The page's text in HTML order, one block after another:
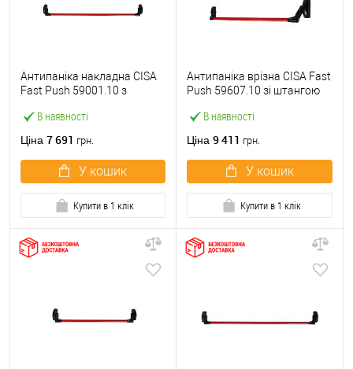
В наявності
Антипаніка накладна CISA
Fast Push 59001.10 з
мм червона
Ціна 7 691 грн.
У кошик
Купити в 1 клік
В наявності
Антипаніка врізна CISA Fast
Push 59607.10 зі штангою
Ціна 9 411 грн.
У кошик
Купити в 1 клік